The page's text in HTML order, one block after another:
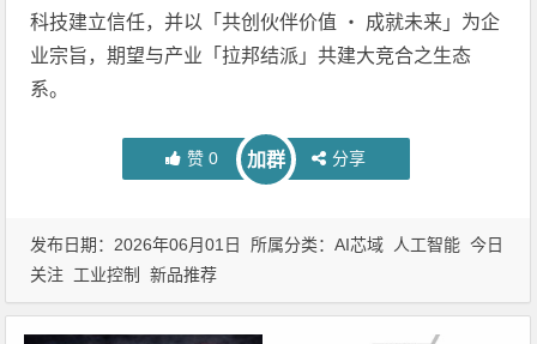
科技建立信任，并以「共创伙伴价值 ‧ 成就未来」为企
业宗旨，期望与产业「拉邦结派」共建大竞合之生态
系。
赞 0 加群 分享
发布日期：2026年06月01日 所属分类：AI芯域 人工智能 今日
关注
工业控制 新品推荐